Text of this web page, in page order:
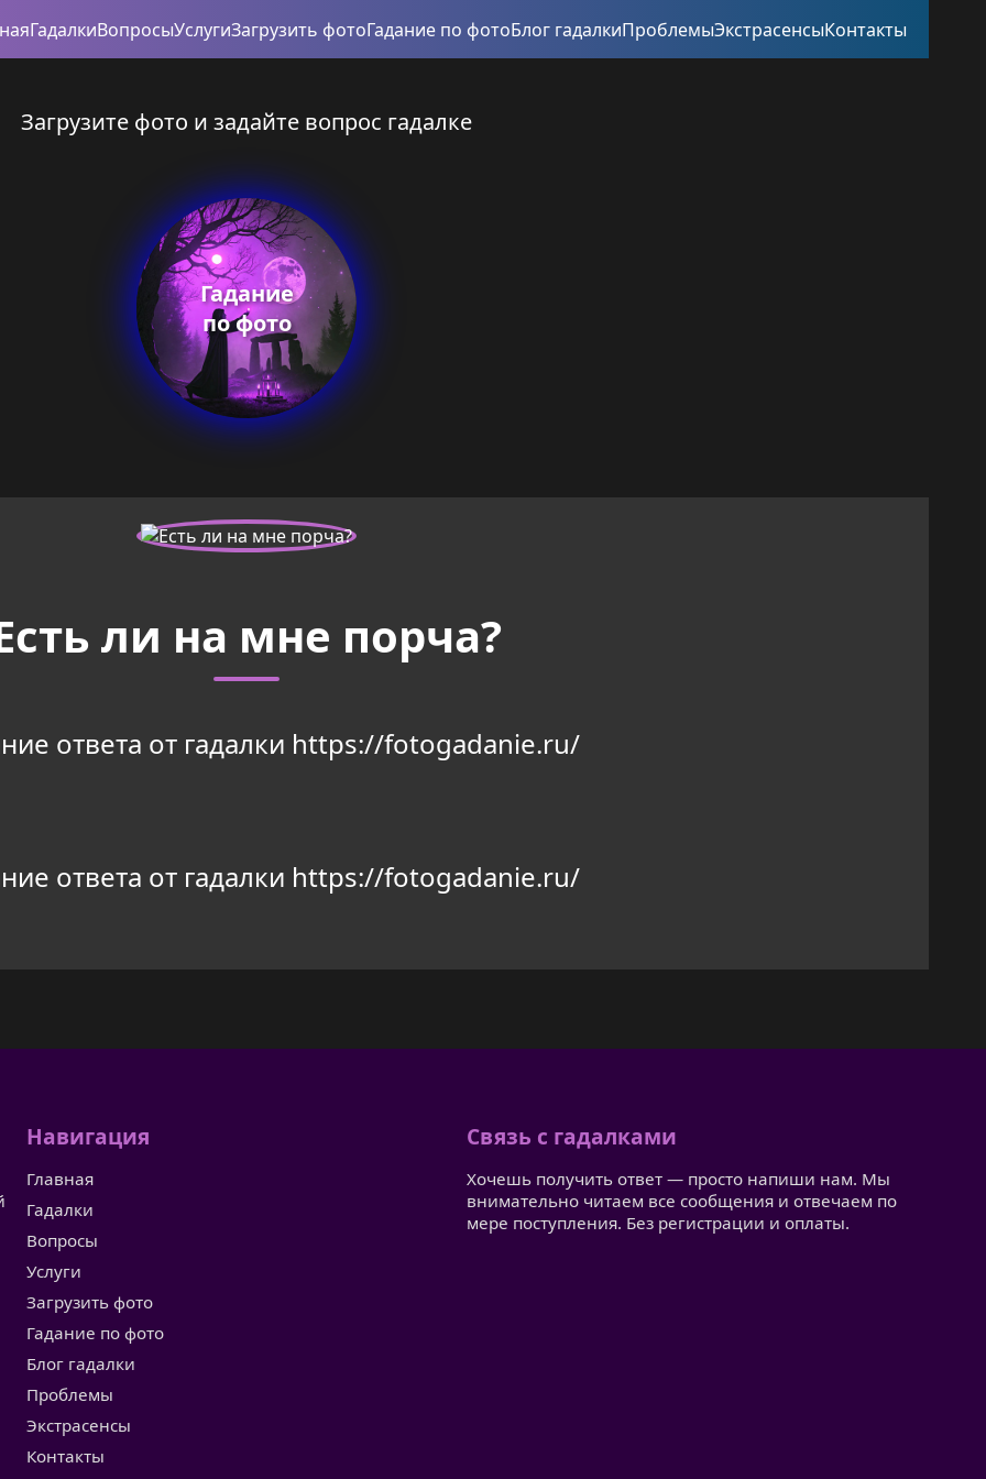
ГадалкиВопросыУслугиЗагрузить фотоГадание по фотоБлог гадалкиПроблемыЭкстрасенсыКонтакты
Загрузите фото и задайте вопрос гадалке
Гадание
по фото
ли на мне порча?
ответа от гадалки https://fotogadanie.ru/
ответа от гадалки https://fotogadanie.ru/
Навигация
Главная
Гадалки
Вопросы
Услуги
Загрузить фото
Гадание по фото
Блог гадалки
Проблемы
Экстрасенсы
Контакты
Связь с гадалками
Хочешь получить ответ — просто напиши нам. Мы
внимательно читаем все сообщения и отвечаем по
мере поступления. Без регистрации и оплаты.